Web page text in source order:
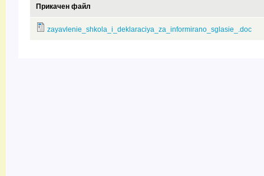
Прикачен файл
zayavlenie_shkola_i_deklaraciya_za_informirano_sglasie_.doc